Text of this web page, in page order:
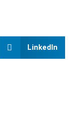
LinkedIn